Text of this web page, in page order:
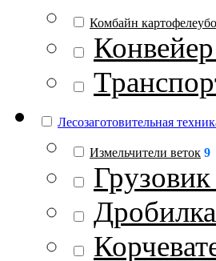
Комбайн
Лесозаготовительная
Измельчители веток 9
Грузовик